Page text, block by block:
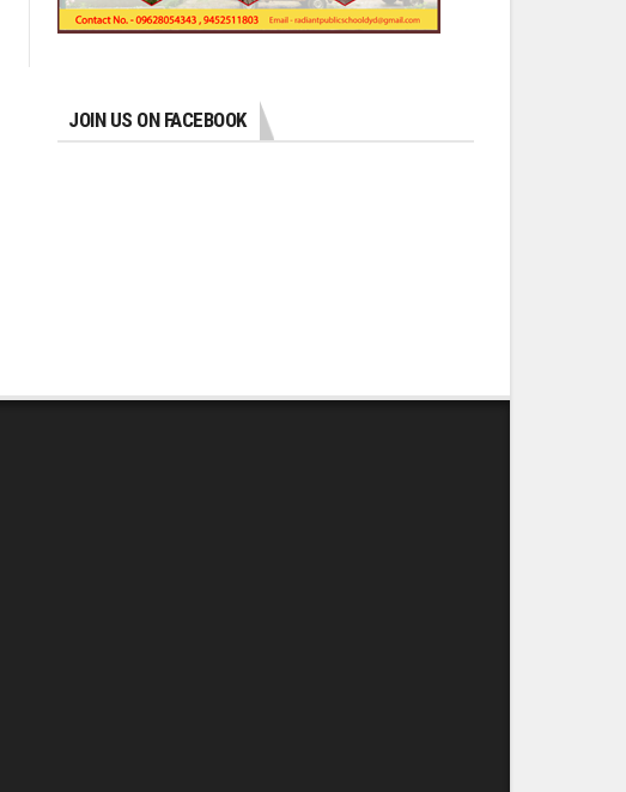
JOIN US ON FACEBOOK